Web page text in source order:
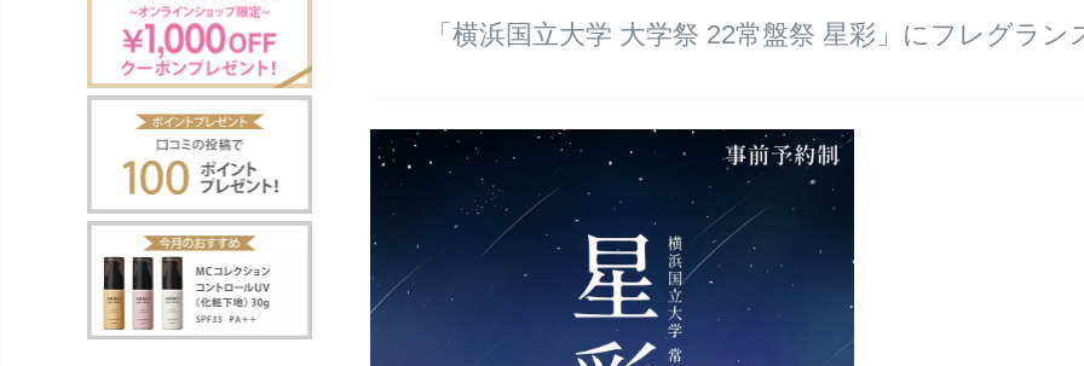
「横浜国立大学 大学祭 22常盤祭 星彩」にフレグラ